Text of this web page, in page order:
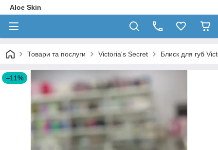
Aloe Skin
Товари та послуги Victoria's Secret Блиск для губ
–11%